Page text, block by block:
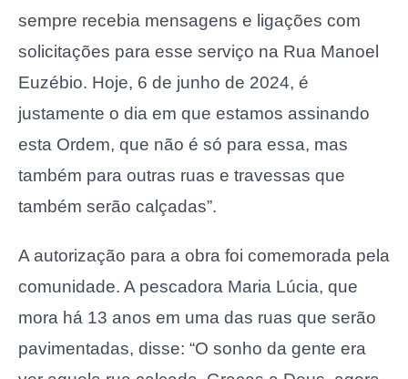
sempre recebia mensagens e ligações com
solicitações para esse serviço na Rua Manoel
Euzébio. Hoje, 6 de junho de 2024, é
justamente o dia em que estamos assinando
esta Ordem, que não é só para essa, mas
também para outras ruas e travessas que
também serão calçadas”.
A autorização para a obra foi comemorada pela
comunidade. A pescadora Maria Lúcia, que
mora há 13 anos em uma das ruas que serão
pavimentadas, disse: “O sonho da gente era